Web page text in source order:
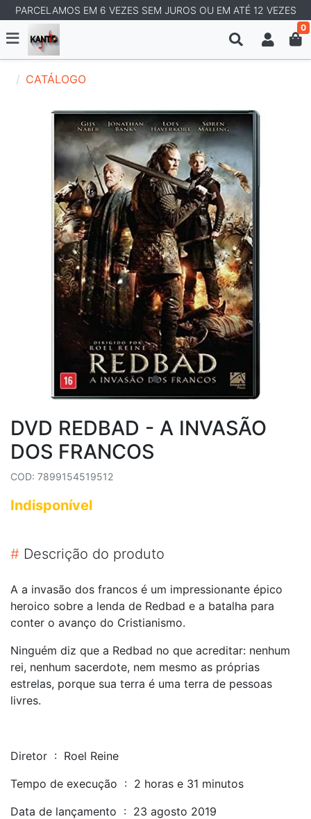
PARCELAMOS EM 6 VEZES SEM JUROS OU EM ATÉ 12 VEZES
0
CATÁLOGO
DVD REDBAD - A INVASÃO
DOS FRANCOS
COD: 7899154519512
Indisponível
# Descrição do produto
A a invasão dos francos é um impressionante épico
heroico sobre a lenda de Redbad e a batalha para
conter o avanço do Cristianismo.
Ninguém diz que a Redbad no que acreditar: nenhum
rei, nenhum sacerdote, nem mesmo as próprias
estrelas, porque sua terra é uma terra de pessoas
livres.
Diretor ‏ : ‎ Roel Reine
Tempo de execução ‏ : ‎ 2 horas e 31 minutos
Data de lançamento ‏ : ‎ 23 agosto 2019